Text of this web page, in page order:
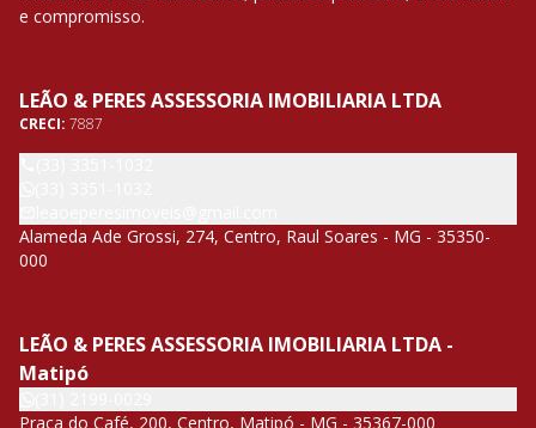
e compromisso.
LEÃO & PERES ASSESSORIA IMOBILIARIA LTDA
CRECI: 7887
Alameda Ade Grossi, 274, Centro, Raul Soares - MG - 35350-
000
LEÃO & PERES ASSESSORIA IMOBILIARIA LTDA -
Matipó
Praça do Café, 200, Centro, Matipó - MG - 35367-000